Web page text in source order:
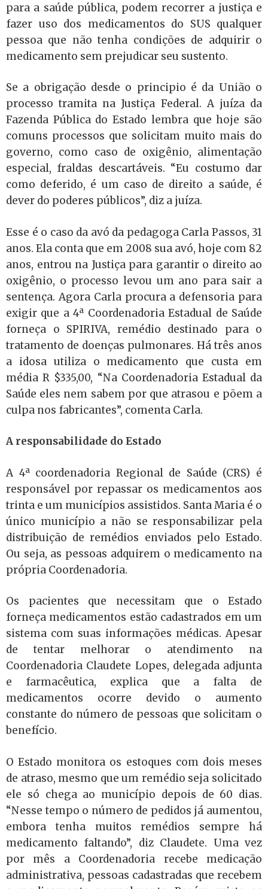
para a saúde pública, podem recorrer a justiça e
fazer uso dos medicamentos do SUS qualquer
pessoa que não tenha condições de adquirir o
medicamento sem prejudicar seu sustento.
Se a obrigação desde o principio é da União o
processo tramita na Justiça Federal. A juíza da
Fazenda Pública do Estado lembra que hoje são
comuns processos que solicitam muito mais do
governo, como caso de oxigênio, alimentação
especial, fraldas descartáveis. “Eu costumo dar
como deferido, é um caso de direito a saúde, é
dever do poderes públicos”, diz a juíza.
Esse é o caso da avó da pedagoga Carla Passos, 31
anos. Ela conta que em 2008 sua avó, hoje com 82
anos, entrou na Justiça para garantir o direito ao
oxigênio, o processo levou um ano para sair a
sentença. Agora Carla procura a defensoria para
exigir que a 4ª Coordenadoria Estadual de Saúde
forneça o SPIRIVA, remédio destinado para o
tratamento de doenças pulmonares. Há três anos
a idosa utiliza o medicamento que custa em
média R $335,00, “Na Coordenadoria Estadual da
Saúde eles nem sabem por que atrasou e põem a
culpa nos fabricantes”, comenta Carla.
A responsabilidade do Estado
A 4ª coordenadoria Regional de Saúde (CRS) é
responsável por repassar os medicamentos aos
trinta e um municípios assistidos. Santa Maria é o
único município a não se responsabilizar pela
distribuição de remédios enviados pelo Estado.
Ou seja, as pessoas adquirem o medicamento na
própria Coordenadoria.
Os pacientes que necessitam que o Estado
forneça medicamentos estão cadastrados em um
sistema com suas informações médicas. Apesar
de tentar melhorar o atendimento na
Coordenadoria Claudete Lopes, delegada adjunta
e farmacêutica, explica que a falta de
medicamentos ocorre devido o aumento
constante do número de pessoas que solicitam o
benefício.
O Estado monitora os estoques com dois meses
de atraso, mesmo que um remédio seja solicitado
ele só chega ao município depois de 60 dias.
“Nesse tempo o número de pedidos já aumentou,
embora tenha muitos remédios sempre há
medicamento faltando”, diz Claudete. Uma vez
por mês a Coordenadoria recebe medicação
administrativa, pessoas cadastradas que recebem